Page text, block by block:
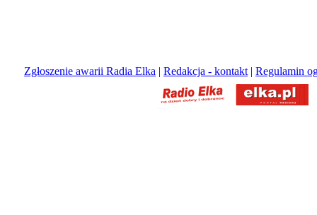
Zgłoszenie awarii Radia Elka | Redakcja - kontakt | Regulamin